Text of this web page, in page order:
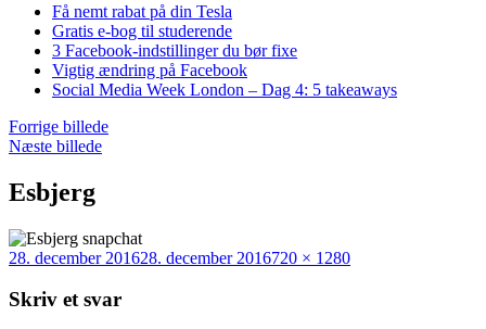
Få nemt rabat på din Tesla
Gratis e-bog til studerende
3 Facebook-indstillinger du bør fixe
Vigtig ændring på Facebook
Social Media Week London – Dag 4: 5 takeaways
Forrige billede
Næste billede
Esbjerg
Udgivet
28. december 201628. december 2016Fuld
720 × 1280
Skriv et svar